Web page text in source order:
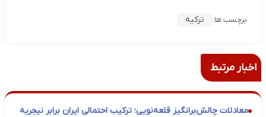
برچسب ها: ترکیه
اخبار مرتبط
معادلات چالش‌برانگیز قلعه‌نویی؛ ترکیب احتمالی ایران برابر نیجریه